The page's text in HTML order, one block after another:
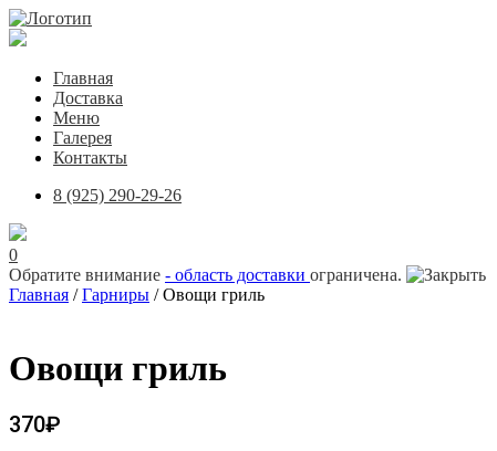
Главная
Доставка
Меню
Галерея
Контакты
8 (925) 290-29-26
0
Обратите внимание - область доставки ограничена.
Главная /Гарниры / Овощи гриль
Овощи гриль
370₽